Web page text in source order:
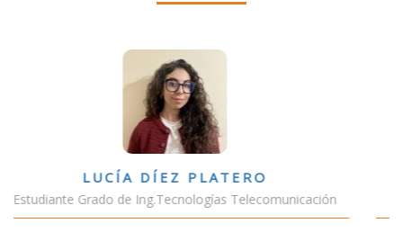
VÍCTOR SÁNCHEZ VALENCIA
Estudiante Doble Grado Teleco-ADE